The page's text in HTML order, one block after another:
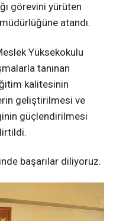
görevini yürüten
atandı.
Yüksekokulu
tanınan
kalitesinin
geliştirilmesi ve
güçlendirilmesi
başarılar diliyoruz.